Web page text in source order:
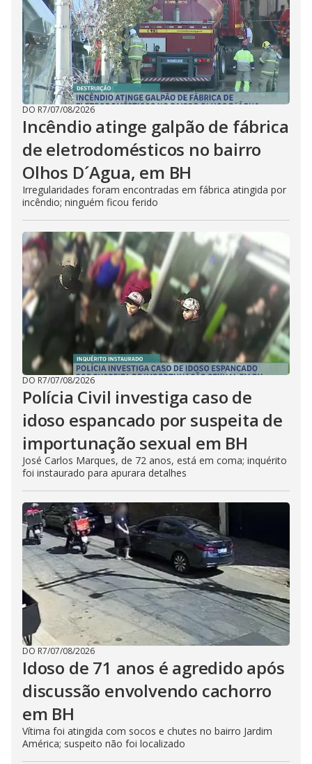
DO R7/07/08/2026
Incêndio atinge galpão de fábrica
de eletrodomésticos no bairro
Olhos D´Agua, em BH
Irregularidades foram encontradas em fábrica atingida por
incêndio; ninguém ficou ferido
DO R7/07/08/2026
Polícia Civil investiga caso de
idoso espancado por suspeita de
importunação sexual em BH
José Carlos Marques, de 72 anos, está em coma; inquérito
foi instaurado para apurara detalhes
DO R7/07/08/2026
Idoso de 71 anos é agredido após
discussão envolvendo cachorro
em BH
Vítima foi atingida com socos e chutes no bairro Jardim
América; suspeito não foi localizado